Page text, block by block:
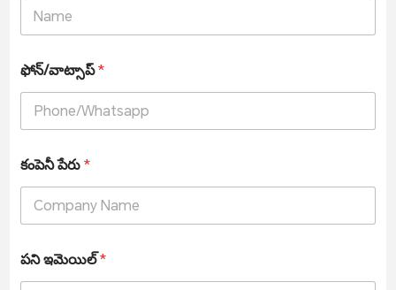
ఫోన్/వాట్సాప్*
కంపెనీ పేరు*
పని ఇమెయిల్*